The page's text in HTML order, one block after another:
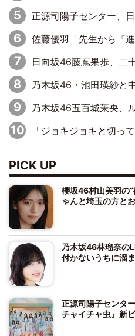
正源司陽子センター、日向坂46 18thシ
佐藤優羽「先生から『進路はどうするの？』と聞かれて。『実は……』とXのトレンドで1位にな
日向坂46藤嶌果歩、二十歳のサプライズバースデー
乃木坂46・池田瑛紗と中西アルノが「真冬のかき氷」騒動で火
乃木坂46五百城茉央、ルームウエアでリラックス「
「ジョキジョキと切っていく感じ
PICK UP
櫻坂46村山美羽の
ゃんと埼玉の方と
乃木坂46林瑠奈の
付かないうちに溜
正源司陽子センタ
チャイチャ虫』新